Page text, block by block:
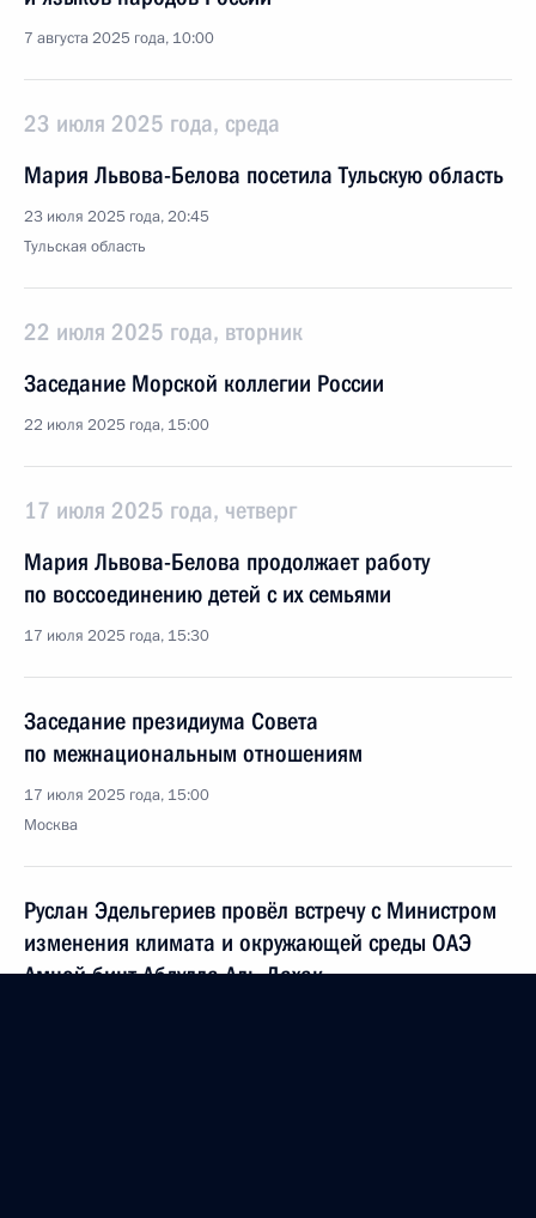
7 августа 2025 года, 10:00
23 июля 2025 года, среда
Мария Львова-Белова посетила Тульскую область
23 июля 2025 года, 20:45
Тульская область
22 июля 2025 года, вторник
Заседание Морской коллегии России
22 июля 2025 года, 15:00
17 июля 2025 года, четверг
Мария Львова-Белова продолжает работу
по воссоединению детей с их семьями
17 июля 2025 года, 15:30
Заседание президиума Совета
по межнациональным отношениям
17 июля 2025 года, 15:00
Москва
Руслан Эдельгериев провёл встречу с Министром
изменения климата и окружающей среды ОАЭ
Амной бинт Абдулла Аль-Дахак